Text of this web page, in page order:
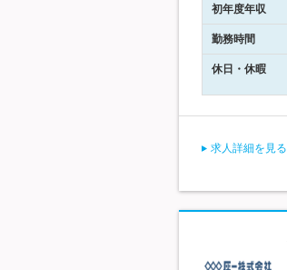
初年度年収
勤務時間
休日・休暇
求人詳細を見る